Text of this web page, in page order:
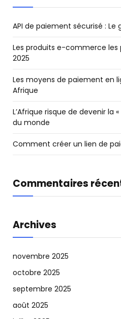
API de paiement sécurisé :
Les produits e-commerce les
2025
Les moyens de paiement en
Afrique
L’Afrique risque de devenir la
du monde
Comment créer un lien de
Commentaires
Archives
novembre 2025
octobre 2025
septembre 2025
août 2025